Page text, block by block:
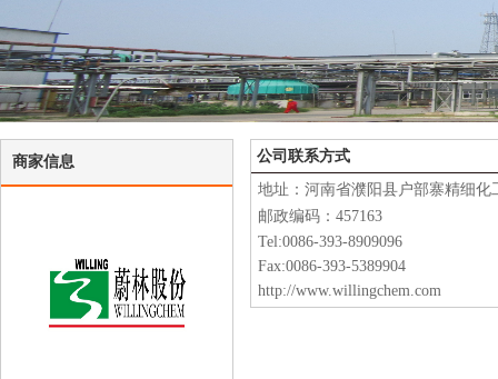
商家信息 公司联系方式
地址：河南省濮阳县户部寨精细化
邮政编码：457163
Tel:0086-393-8909096
Fax:0086-393-5389904
http://www.willingchem.com